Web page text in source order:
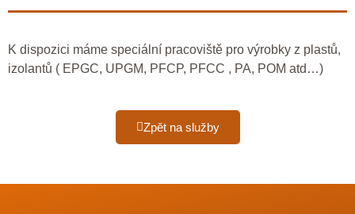
K dispozici máme speciální pracoviště pro výrobky z plastů,
izolantů ( EPGC, UPGM, PFCP, PFCC , PA, POM atd…)
Zpět na služby